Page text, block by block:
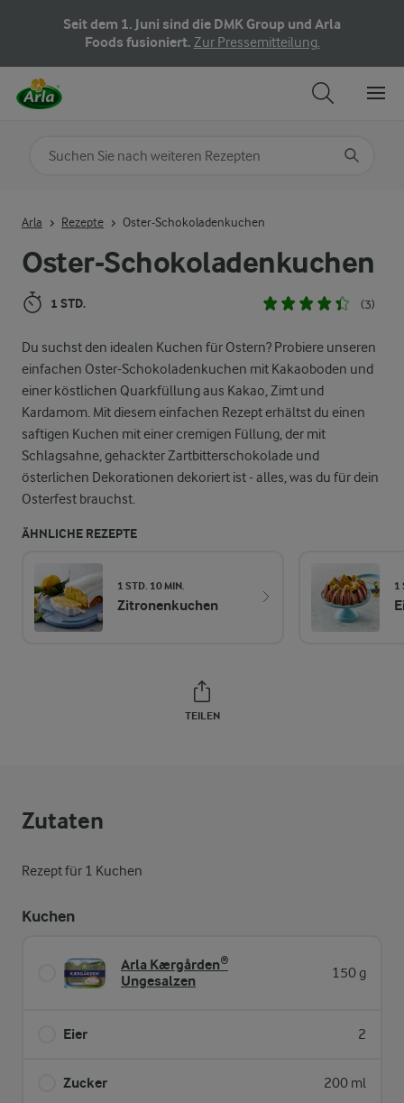
Seit dem 1. Juni sind die DMK Group und Arla
Foods fusioniert. Zur Pressemitteilung.
Oster-Schokoladenkuchen
1 STD. (3)
Du suchst den idealen Kuchen für Ostern? Probiere unseren
einfachen Oster-Schokoladenkuchen mit Kakaoboden und
einer köstlichen Quarkfüllung aus Kakao, Zimt und
Kardamom. Mit diesem einfachen Rezept erhältst du einen
saftigen Kuchen mit einer cremigen Füllung, der mit
Schlagsahne, gehackter Zartbitterschokolade und
österlichen Dekorationen dekoriert ist - alles, was du für dein
Osterfest brauchst.
ÄHNLICHE REZEPTE
1 STD. 10 MIN.
Zitronenkuchen
1
TEILEN
Arla Rezepte Oster-Schokoladenkuchen
Zutaten
Rezept für 1 Kuchen
Kuchen
Arla Kærgården®
Ungesalzen
150 g
Eier 2
Zucker 200 ml
Nach Kategorie suchen